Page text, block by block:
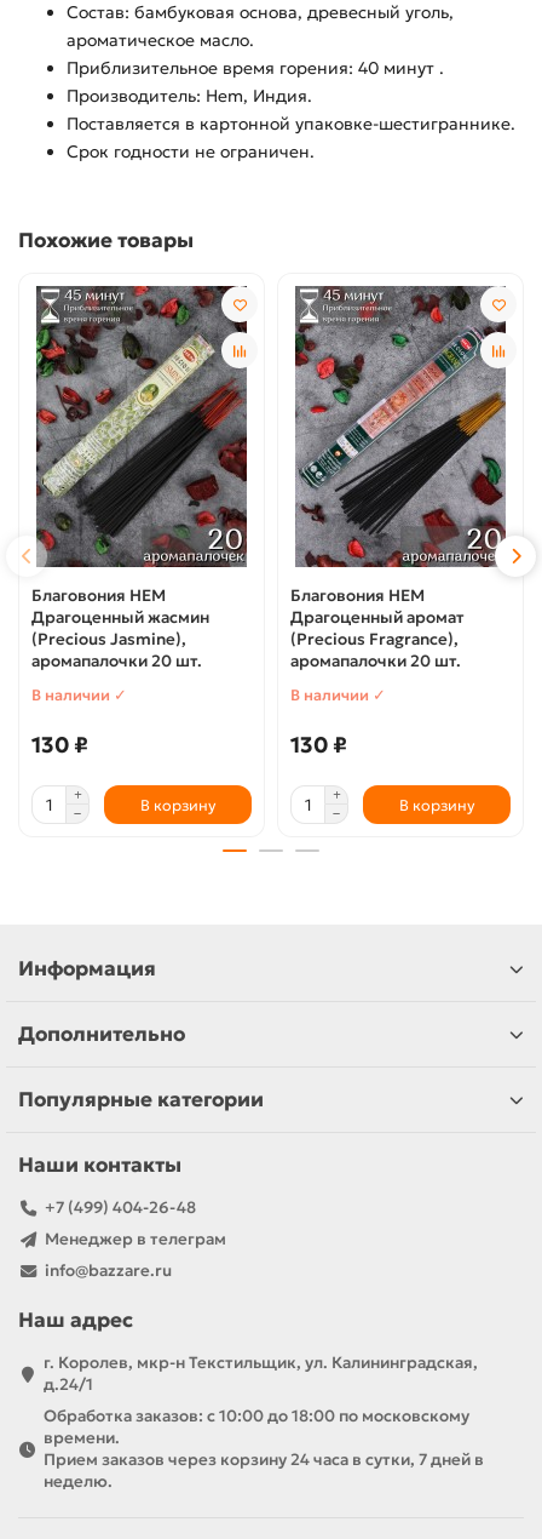
Состав: бамбуковая основа, древесный уголь,
ароматическое масло.
Приблизительное время горения: 40 минут .
Производитель: Hem, Индия.
Поставляется в картонной упаковке-шестиграннике.
Срок годности не ограничен.
Похожие товары
Благовония HEM
Драгоценный жасмин
(Precious Jasmine),
аромапалочки 20 шт.
В наличии ✓
130 ₽
В корзину
Благовония HEM
Драгоценный аромат
(Precious Fragrance),
аромапалочки 20 шт.
В наличии ✓
130 ₽
В корзину
Информация
Дополнительно
Популярные категории
Наши контакты
+7 (499) 404-26-48
Менеджер в телеграм
info@bazzare.ru
Наш адрес
г. Королев, мкр-н Текстильщик, ул. Калининградская,
д.24/1
Обработка заказов: с 10:00 до 18:00 по московскому
времени.
Прием заказов через корзину 24 часа в сутки, 7 дней в
неделю.